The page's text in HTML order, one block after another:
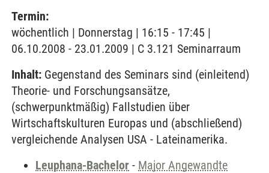
Termin:
wöchentlich | Donnerstag | 16:15 - 17:45 |
06.10.2008 - 23.01.2009 | C 3.121 Seminarraum
Inhalt: Gegenstand des Seminars sind (einleitend)
Theorie- und Forschungsansätze,
(schwerpunktmäßig) Fallstudien über
Wirtschaftskulturen Europas und (abschließend)
vergleichende Analysen USA - Lateinamerika.
Leuphana-Bachelor - Major Angewandte